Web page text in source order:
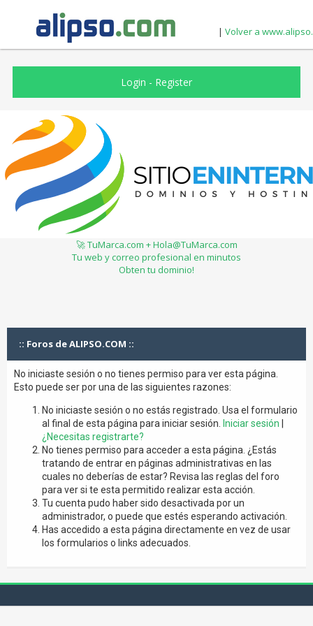
| Volver a
Login - Register
🚀 TuMarca.com + Hola@TuMarca.com
Tu web y correo profesional en minutos
Obten tu dominio!
:: Foros de ALIPSO.COM ::
No iniciaste sesión o no tienes permiso para ver esta página.
Esto puede ser por una de las siguientes razones:
No iniciaste sesión o no estás registrado. Usa el formulario
al final de esta página para iniciar sesión.
Iniciar sesión
¿Necesitas registrarte?
No tienes permiso para acceder a esta página. ¿Estás
tratando de entrar en páginas administrativas en las
cuales no deberías de estar? Revisa las reglas del foro
para ver si te esta permitido realizar esta acción.
Tu cuenta pudo haber sido desactivada por un
administrador, o puede que estés esperando activación.
Has accedido a esta página directamente en vez de usar
los formularios o links adecuados.